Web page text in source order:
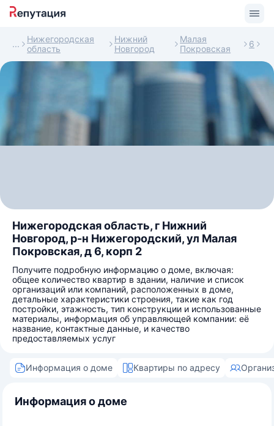
Нижегородская
область
Нижний
Новгород
Малая
Покровская
6
Нижегородская область, г Нижний
Новгород, р-н Нижегородский, ул Малая
Покровская, д 6, корп 2
Получите подробную информацию о доме, включая:
общее количество квартир в здании, наличие и список
организаций или компаний, расположенных в доме,
детальные характеристики строения, такие как год
постройки, этажность, тип конструкции и использованные
материалы, информация об управляющей компании: её
название, контактные данные, и качество
предоставляемых услуг
Информация о доме Квартиры по адресу
Информация о доме